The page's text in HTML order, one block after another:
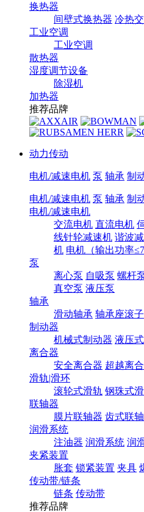
换热器
间壁式换热器 冷热
工业空调
工业空调
散热器
湿度调节设备
除湿机
加热器
推荐品牌
动力传动
电机/减速电机 泵 轴承 制
电机/减速电机 泵 轴承 制
电机/减速电机
交流电机 直流电机
线针轮减速机 谐波
机 电机（输出功率
泵
离心泵 自吸泵 螺杆
真空泵 液压泵
轴承
滑动轴承 轴承座滚子
制动器
机械式制动器 液压
离合器
安全离合器 超越离
滑轨|滑环
滚轮式滑轨 钢珠式
联轴器
膜片联轴器 齿式联
润滑系统
注油器 润滑系统 润
夹紧装置
胀套 锁紧装置 夹具
传动带/链条
链条 传动带
推荐品牌